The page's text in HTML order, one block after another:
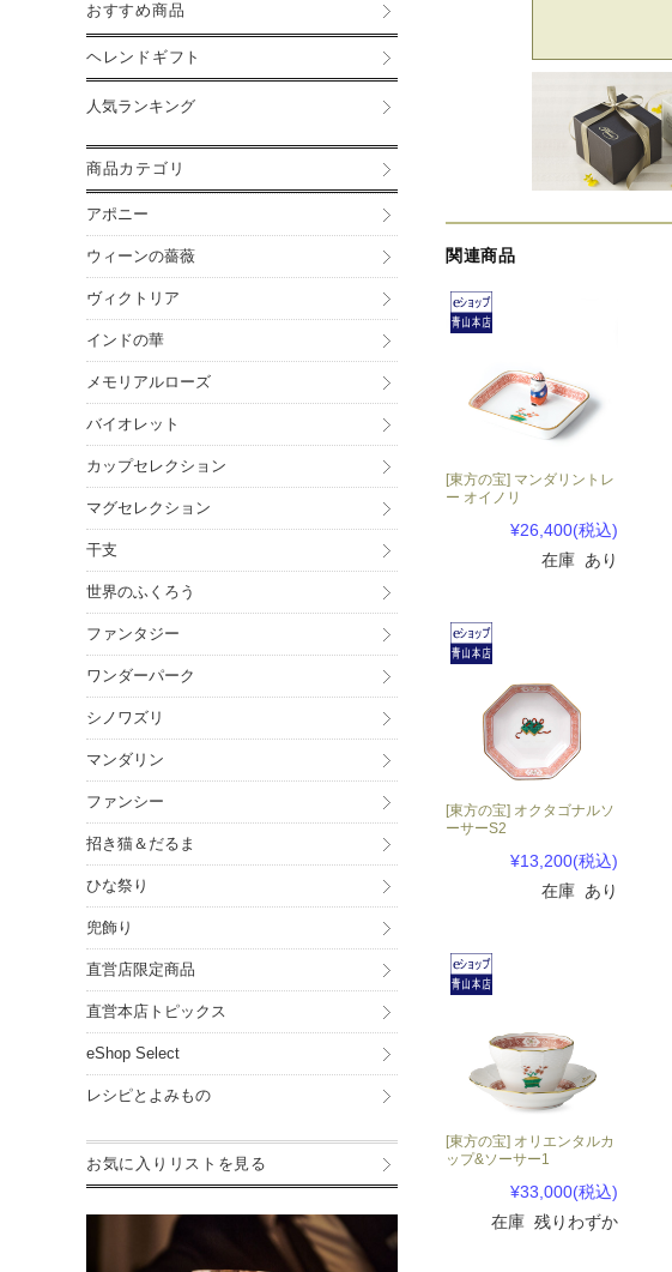
関連商品
[東方の宝] マンダリントレ
ー オイノリ
¥26,400(税込)
在庫 あり
[東方の宝] オクタゴナルソ
ーサーS2
¥13,200(税込)
在庫 あり
[東方の宝] オリエンタルカ
ップ&ソーサー1
¥33,000(税込)
在庫 残りわずか
おすすめ商品
ヘレンドギフト
人気ランキング
商品カテゴリ
アポニー
ウィーンの薔薇
ヴィクトリア
インドの華
メモリアルローズ
バイオレット
カップセレクション
マグセレクション
干支
世界のふくろう
ファンタジー
ワンダーパーク
シノワズリ
マンダリン
ファンシー
招き猫＆だるま
ひな祭り
兜飾り
直営店限定商品
直営本店トピックス
eShop Select
レシピとよみもの
お気に入りリストを見る